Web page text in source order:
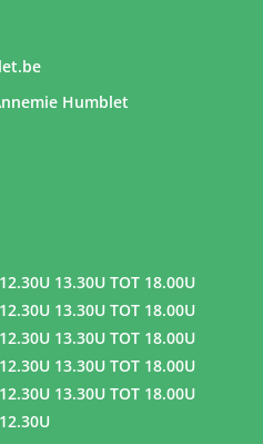
Humblet
13.30U TOT 18.00U
13.30U TOT 18.00U
13.30U TOT 18.00U
13.30U TOT 18.00U
13.30U TOT 18.00U